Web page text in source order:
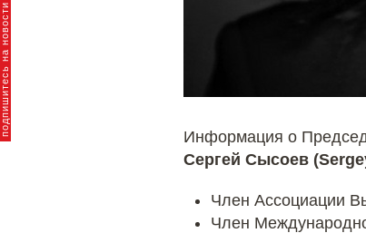
брендов
Информация о
Сергей Сысоев
Член Ассоциации
Член